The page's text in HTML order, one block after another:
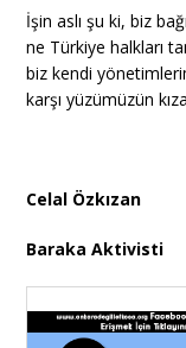
İşin aslı şu ki, biz
ne Türkiye halkları
biz kendi
karşı yüzümüzün
Celal Özkızan
Baraka Aktivisti